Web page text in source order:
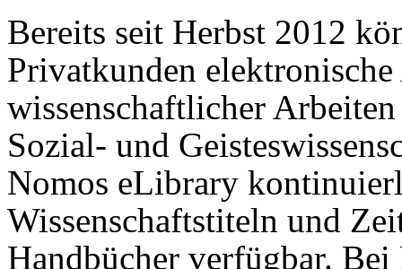
Bereits seit Herbst 2012
Privatkunden elektronische
wissenschaftlicher
Sozial- und
Nomos eLibrary
Wissenschaftstiteln und
Handbücher verfügbar.